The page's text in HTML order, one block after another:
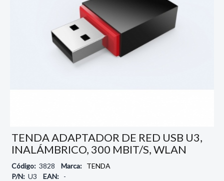
TENDA ADAPTADOR DE RED USB U3,
INALÁMBRICO, 300 MBIT/S, WLAN
Código: 3828 Marca: TENDA
P/N: U3 EAN: -